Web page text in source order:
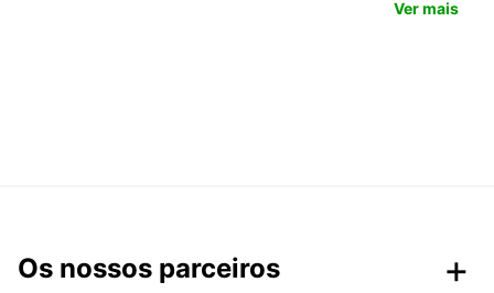
Ver mais
Os nossos parceiros